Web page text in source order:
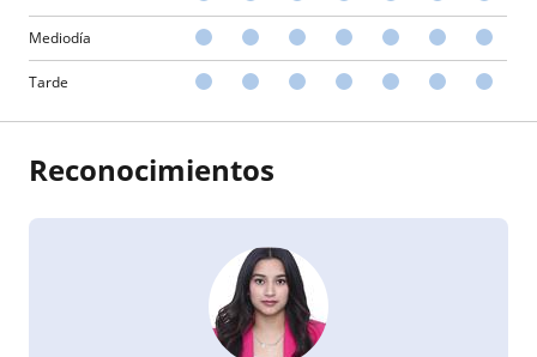
Mediodía
Tarde
Reconocimientos